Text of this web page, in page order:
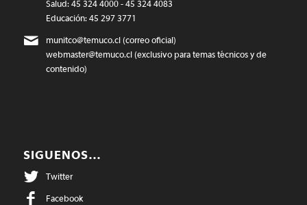
Salud: 45 324 4000 - 45 324 4083
Educación: 45 297 3771
munitco@temuco.cl(correo oficial)
webmaster@temuco.cl(exclusivo para temas técnicos y de
contenido)
SIGUENOS…
Twitter
Facebook